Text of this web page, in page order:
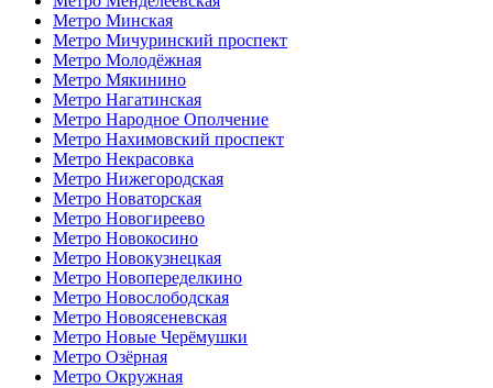
Метро Минская
Метро Мичуринский проспект
Метро Молодёжная
Метро Мякинино
Метро Нагатинская
Метро Народное Ополчение
Метро Нахимовский проспект
Метро Некрасовка
Метро Нижегородская
Метро Новаторская
Метро Новогиреево
Метро Новокосино
Метро Новокузнецкая
Метро Новопеределкино
Метро Новослободская
Метро Новоясеневская
Метро Новые Черёмушки
Метро Озёрная
Метро Окружная